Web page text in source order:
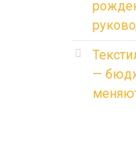
—